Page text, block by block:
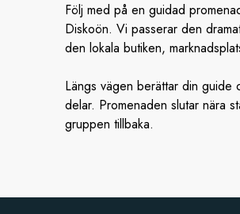
Följ med på en guidad
Diskoön. Vi passerar den
den lokala butiken,
Längs vägen berättar din guide
delar. Promenaden slutar nära
gruppen tillbaka.